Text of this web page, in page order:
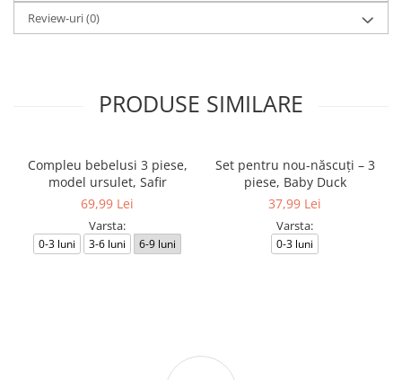
Review-uri(0)
PRODUSE SIMILARE
Compleu bebelusi 3 piese,
model ursulet, Safir
69,99 Lei
Varsta:
0-3 luni 3-6 luni 6-9 luni
Set pentru nou-născuți – 3
piese, Baby Duck
37,99 Lei
Varsta:
0-3 luni